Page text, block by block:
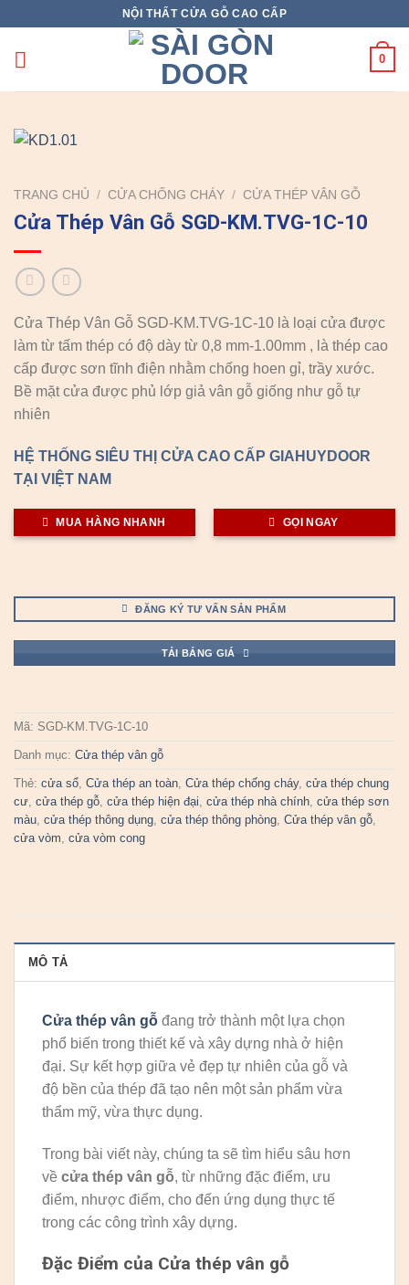
content
NỘI THẤT CỬA GỖ CAO CẤP
0
TRANG CHỦ / CỬA CHỐNG CHÁY / CỬA THÉP VÂN GỖ
Cửa Thép Vân Gỗ SGD-KM.TVG-1C-10
Cửa Thép Vân Gỗ SGD-KM.TVG-1C-10 là loại cửa được
làm từ tấm thép có độ dày từ 0,8 mm-1.00mm , là thép cao
cấp được sơn tĩnh điện nhằm chống hoen gỉ, trầy xước.
Bề mặt cửa được phủ lớp giả vân gỗ giống như gỗ tự
nhiên
HỆ THỐNG SIÊU THỊ CỬA CAO CẤP GIAHUYDOOR
TẠI VIỆT NAM
MUA HÀNG NHANH GỌI NGAY
ĐĂNG KÝ TƯ VẤN SẢN PHẨM
TẢI BẢNG GIÁ
Mã: SGD-KM.TVG-1C-10
Danh mục: Cửa thép vân gỗ
Thẻ: cửa sổ, Cửa thép an toàn, Cửa thép chống cháy, cửa thép chung
cư, cửa thép gỗ, cửa thép hiện đại, cửa thép nhà chính, cửa thép sơn
màu, cửa thép thông dụng, cửa thép thông phòng, Cửa thép vân gỗ,
cửa vòm, cửa vòm cong
MÔ TẢ
Cửa thép vân gỗ đang trở thành một lựa chọn
phổ biến trong thiết kế và xây dựng nhà ở hiện
đại. Sự kết hợp giữa vẻ đẹp tự nhiên của gỗ và
độ bền của thép đã tạo nên một sản phẩm vừa
thẩm mỹ, vừa thực dụng.
Trong bài viết này, chúng ta sẽ tìm hiểu sâu hơn
về cửa thép vân gỗ, từ những đặc điểm, ưu
điểm, nhược điểm, cho đến ứng dụng thực tế
trong các công trình xây dựng.
Đặc Điểm của Cửa thép vân gỗ